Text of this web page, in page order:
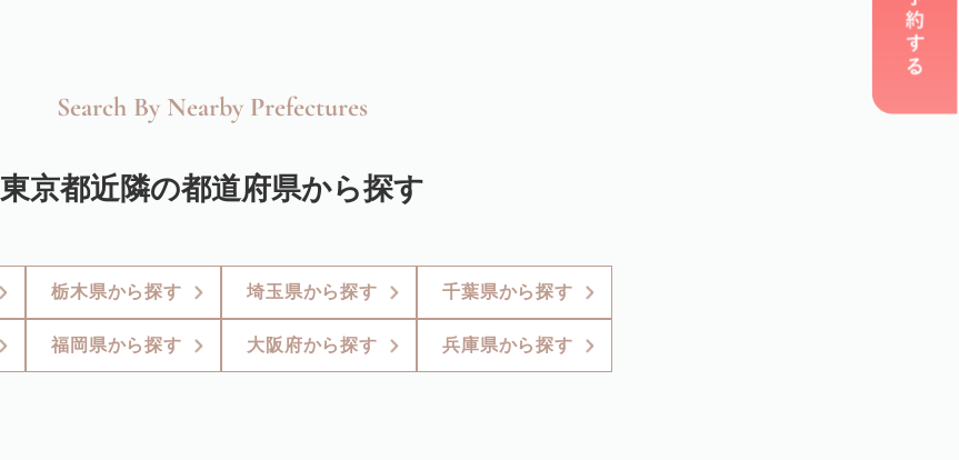
Search By Nearby Prefectures
東京都近隣の都道府県から探す
栃木県から探す 埼玉県から探す 千葉県から探す
福岡県から探す 大阪府から探す 兵庫県から探す